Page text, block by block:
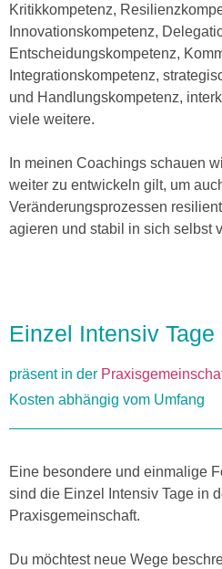
Kritikkompetenz,
Innovationskompetenz,
Entscheidungskompetenz,
Integrationskompetenz,
und Handlungskompetenz,
viele weitere.
In meinen Coachings schauen
weiter zu entwickeln gilt, um
Veränderungsprozessen
agieren und stabil in sich selbst
Einzel Intensiv
präsent in der
Kosten abhängig vom Umfang
Eine besondere und einmalige
sind die Einzel Intensiv Tage in
Praxisgemeinschaft.
Du möchtest neue Wege